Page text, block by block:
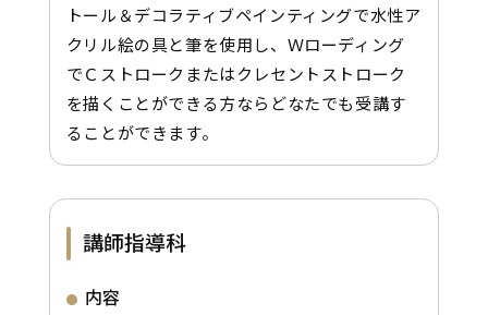
トール＆デコラティブペインティングで水性ア
クリル絵の具と筆を使用し、Ｗローディング
でＣストロークまたはクレセントストローク
を描くことができる方ならどなたでも受講す
ることができます。
講師指導科
内容